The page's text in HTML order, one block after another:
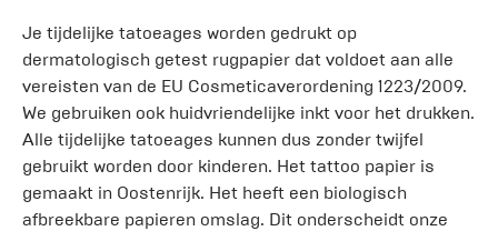
Je tijdelijke tatoeages worden gedrukt op
dermatologisch getest rugpapier dat voldoet aan alle
vereisten van de EU Cosmeticaverordening 1223/2009.
We gebruiken ook huidvriendelijke inkt voor het drukken.
Alle tijdelijke tatoeages kunnen dus zonder twijfel
gebruikt worden door kinderen. Het tattoo papier is
gemaakt in Oostenrijk. Het heeft een biologisch
afbreekbare papieren omslag. Dit onderscheidt onze